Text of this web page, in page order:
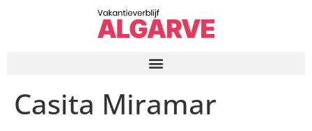
Casita Miramar